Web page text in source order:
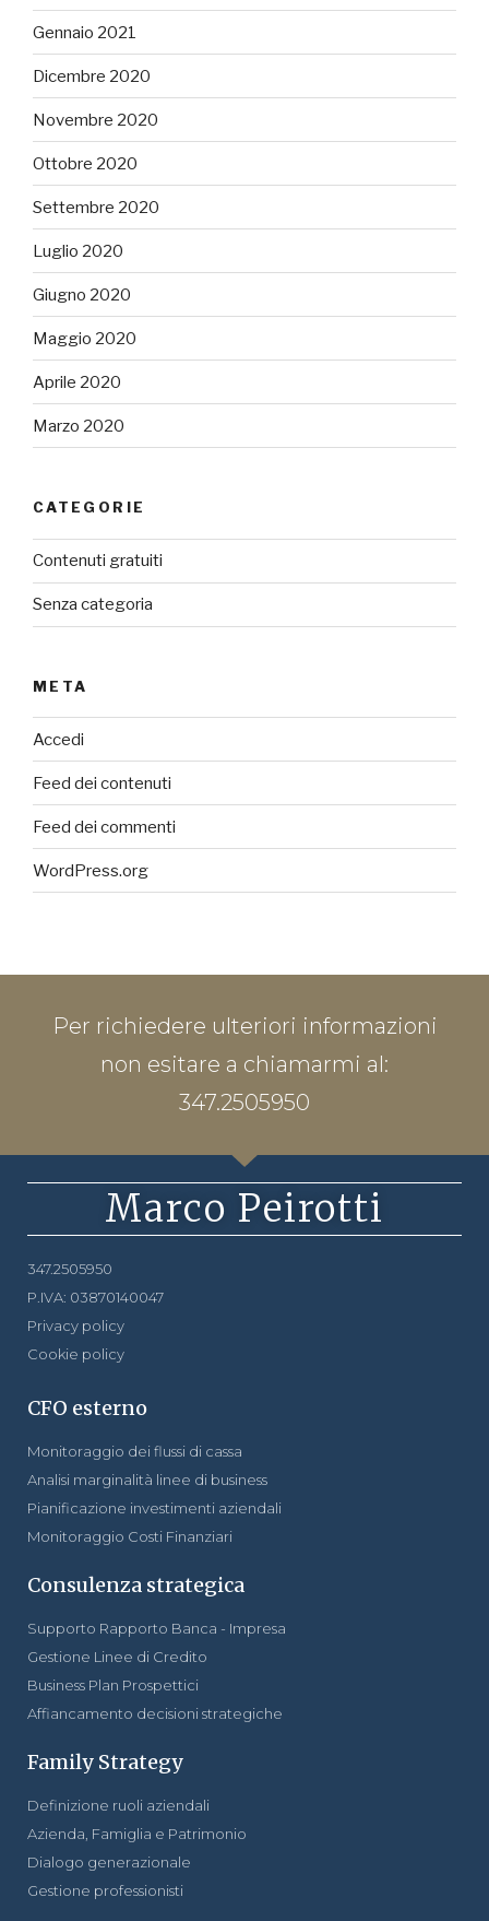
Gennaio 2021
Dicembre 2020
Novembre 2020
Ottobre 2020
Settembre 2020
Luglio 2020
Giugno 2020
Maggio 2020
Aprile 2020
Marzo 2020
CATEGORIE
Contenuti gratuiti
Senza categoria
META
Accedi
Feed dei contenuti
Feed dei commenti
WordPress.org
Per richiedere ulteriori informazioni
non esitare a chiamarmi al:
347.2505950
Marco Peirotti
347.2505950
P.IVA: 03870140047
Privacy policy
Cookie policy
CFO esterno
Monitoraggio dei flussi di cassa
Analisi marginalità linee di business
Pianificazione investimenti aziendali
Monitoraggio Costi Finanziari
Consulenza strategica
Supporto Rapporto Banca - Impresa
Gestione Linee di Credito
Business Plan Prospettici
Affiancamento decisioni strategiche
Family Strategy
Definizione ruoli aziendali
Azienda, Famiglia e Patrimonio
Dialogo generazionale
Gestione professionisti